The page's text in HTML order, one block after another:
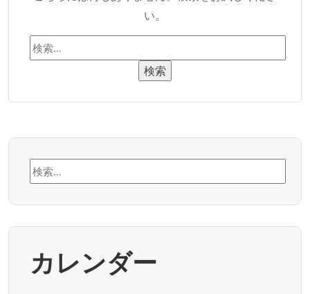
い。
索:
検
索:
カレンダー